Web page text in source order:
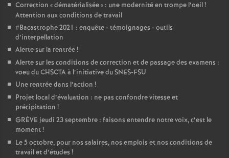
Correction «dématérialisée» : une modernité en trompe l’oeil!
Attention aux conditions de travail
#Bacastrophe 2021 : enquête - témoignages - outils
d’interpellation
Alerte sur la rentrée!
Alerte sur les conditions de correction et de passage des examens :
voeu du CHSCTA à l’initiative du SNES-FSU
Une rentrée dans l’action !
Projet local d’évaluation : ne pas confondre vitesse et
précipitation !
GRÈVE jeudi 23 septembre : faisons entendre notre voix, c’est le
moment!
Le 5 octobre, pour nos salaires, nos emplois et nos conditions de
travail et d’études !